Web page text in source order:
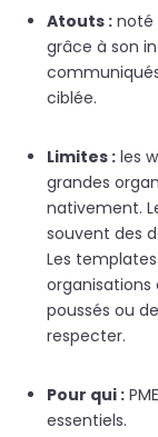
Atouts : noté
grâce à son
ciblée.
Limites : les
grandes
nativement.
souvent des
Les
organisations
poussés ou
respecter.
Pour qui :
essentiels.